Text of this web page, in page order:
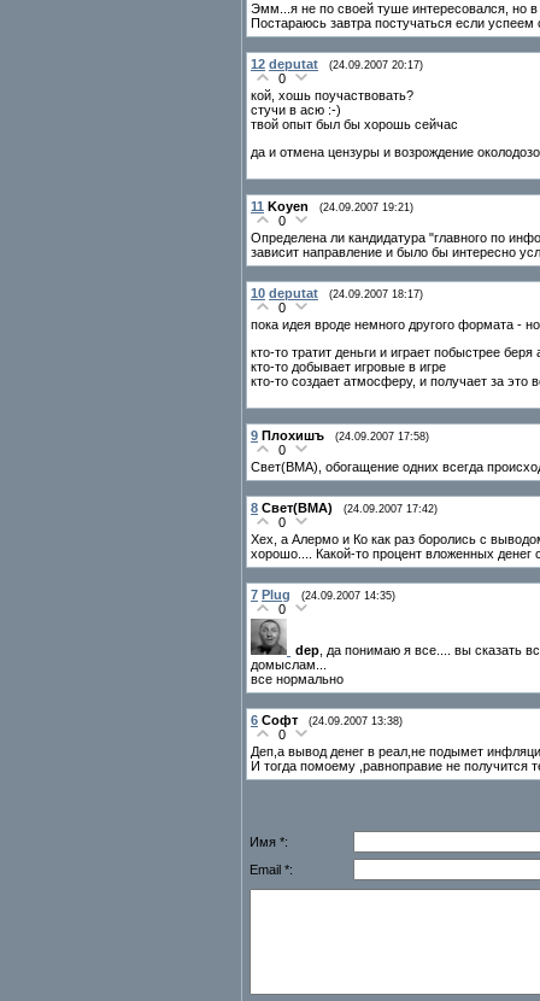
Эмм...я не по своей туше интересовался, но
Постараюсь завтра постучаться если успеем
12 deputat (24.09.2007 20:17)
0
кой, хошь поучаствовать?
стучи в асю :-)
твой опыт был бы хорошь сейчас
да и отмена цензуры и возрождение
11 Koyen (24.09.2007 19:21)
0
Определена ли кандидатура "главного по
зависит направление и было бы интересно
10 deputat (24.09.2007 18:17)
0
пока идея вроде немного другого формата -
кто-то тратит деньги и играет побыстрее
кто-то добывает игровые в игре
кто-то создает атмосферу, и получает за это
9 Плохишъ (24.09.2007 17:58)
0
Свет(ВМА), обогащение одних всегда
8 Свет(ВМА) (24.09.2007 17:42)
0
Хех, а Алермо и Ко как раз боролись с
хорошо.... Какой-то процент вложенных денег
7 Plug (24.09.2007 14:35)
0
dep , да понимаю я все.... вы сказать
домыслам...
все нормально
6 Софт (24.09.2007 13:38)
0
Деп,а вывод денег в реал,не подымет
И тогда помоему ,равноправие не получится
Имя *:
Email *: